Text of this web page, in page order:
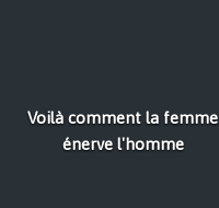
Voilà comment la femme
énerve l'homme